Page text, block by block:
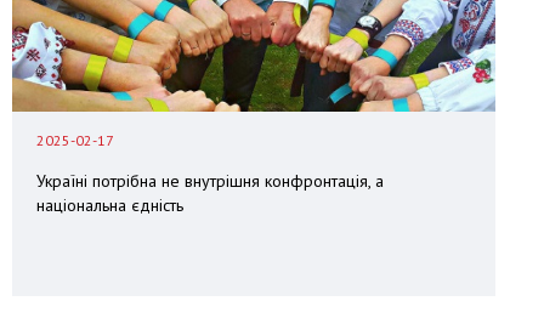
2025-02-17
Україні потрібна не внутрішня конфронтація, а
національна єдність